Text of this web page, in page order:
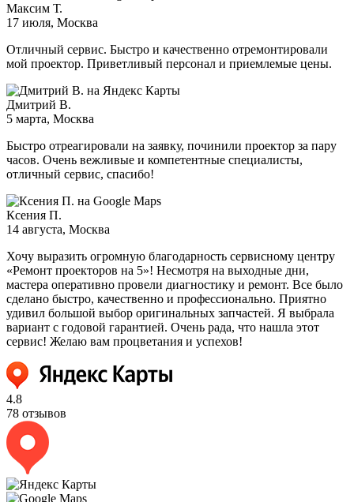
Максим Т.
17 июля, Москва
Отличный сервис. Быстро и качественно отремонтировали
мой проектор. Приветливый персонал и приемлемые цены.
Дмитрий В.
5 марта, Москва
Быстро отреагировали на заявку, починили проектор за пару
часов. Очень вежливые и компетентные специалисты,
отличный сервис, спасибо!
Ксения П.
14 августа, Москва
Хочу выразить огромную благодарность сервисному центру
«Ремонт проекторов на 5»! Несмотря на выходные дни,
мастера оперативно провели диагностику и ремонт. Все было
сделано быстро, качественно и профессионально. Приятно
удивил большой выбор оригинальных запчастей. Я выбрала
вариант с годовой гарантией. Очень рада, что нашла этот
сервис! Желаю вам процветания и успехов!
4.8
78 отзывов